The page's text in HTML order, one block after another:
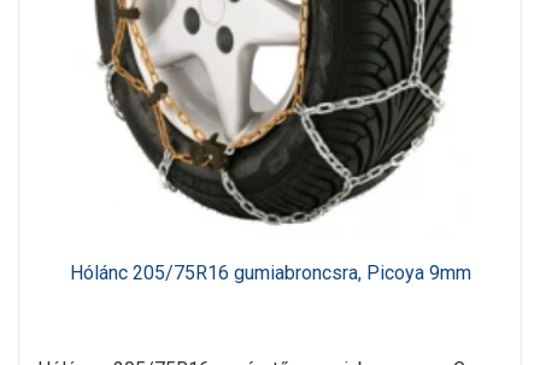
Hólánc 205/75R16 gumiabroncsra, Picoya 9mm